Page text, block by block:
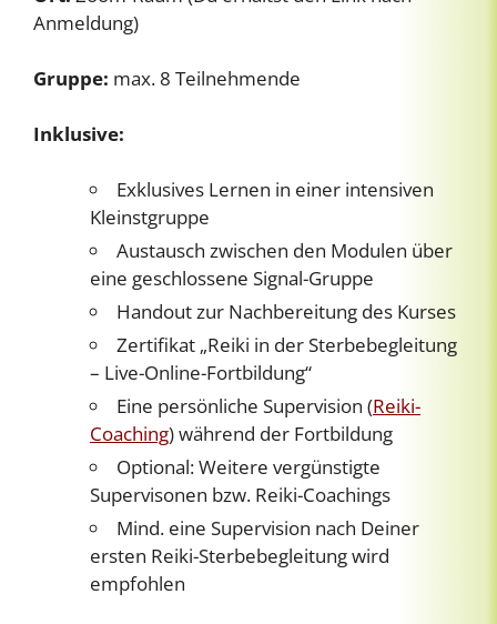
Anmeldung)
Gruppe: max. 8 Teilnehmende
Inklusive:
Exklusives Lernen in einer intensiven
Kleinstgruppe
Austausch zwischen den Modulen über
eine geschlossene Signal-Gruppe
Handout zur Nachbereitung des Kurses
Zertifikat „Reiki in der Sterbebegleitung
– Live-Online-Fortbildung“
Eine persönliche Supervision (Reiki-
Coaching) während der Fortbildung
Optional: Weitere vergünstigte
Supervisonen bzw. Reiki-Coachings
Mind. eine Supervision nach Deiner
ersten Reiki-Sterbebegleitung wird
empfohlen